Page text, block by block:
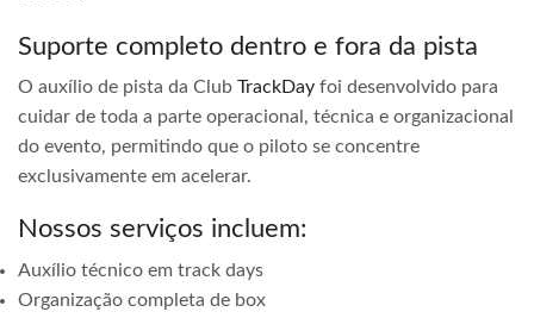
Suporte completo dentro e fora da pista
O auxílio de pista da Club TrackDay foi desenvolvido para
cuidar de toda a parte operacional, técnica e organizacional
do evento, permitindo que o piloto se concentre
exclusivamente em acelerar.
Nossos serviços incluem:
Auxílio técnico em track days
Organização completa de box